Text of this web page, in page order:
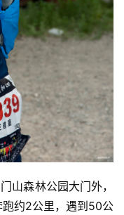
山森林公园大门外，
约2公里，遇到50公